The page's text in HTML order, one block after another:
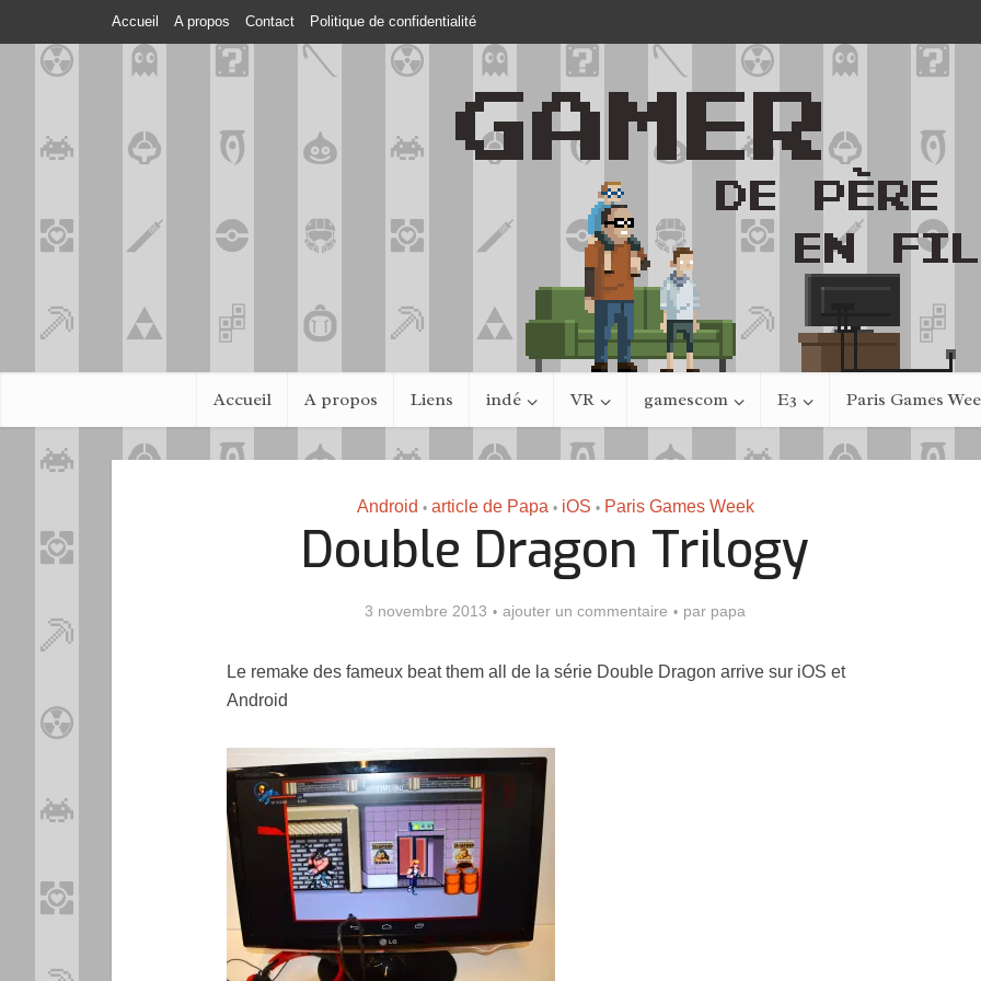
Accueil A propos Contact Politique de confidentialité
Accueil A propos Liens indé VR gamescom E3 Paris Games
Android • article de Papa • iOS • Paris Games Week
Double Dragon Trilogy
3 novembre 2013 ajouter un commentaire par papa
Le remake des fameux beat them all de la série Double Dragon arrive sur iOS et
Android
Looking for Fael